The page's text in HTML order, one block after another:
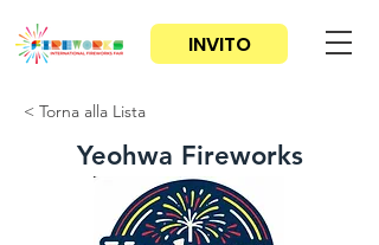
INVITO
< Torna alla Lista
Yeohwa Fireworks